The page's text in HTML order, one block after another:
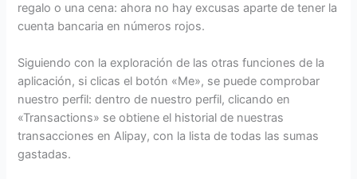
regalo o una cena: ahora no hay excusas aparte de tener la
cuenta bancaria en números rojos.
Siguiendo con la exploración de las otras funciones de la
aplicación, si clicas el botón «Me», se puede comprobar
nuestro perfil: dentro de nuestro perfil, clicando en
«Transactions» se obtiene el historial de nuestras
transacciones en Alipay, con la lista de todas las sumas
gastadas.